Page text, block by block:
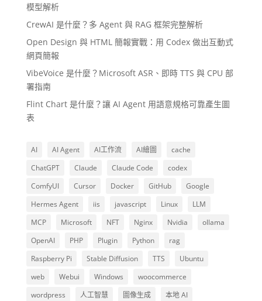
模型解析
CrewAI 是什麼？多 Agent 與 RAG 框架完整解析
Open Design 與 HTML 簡報實戰：用 Codex 做出互動式
網頁簡報
VibeVoice 是什麼？Microsoft ASR、即時 TTS 與 CPU 部
署指南
Flint Chart 是什麼？讓 AI Agent 用語意規格可靠產生圖
表
AI AI Agent AI工作流 AI繪圖
cache
ChatGPT
Claude Claude Code
codex
ComfyUI
Cursor Docker GitHub
Google
Hermes Agent
iis javascript Linux
LLM
MCP
Microsoft NFT Nginx Nvidia
ollama
OpenAI
PHP Plugin Python
rag
Raspberry Pi
Stable Diffusion TTS
Ubuntu
web
Webui Windows
woocommerce
wordpress
人工智慧 圖像生成 本地 AI